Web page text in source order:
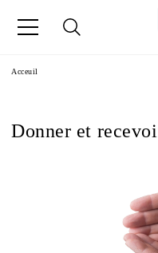
Acceuil
Donner et